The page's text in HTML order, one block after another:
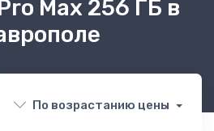
Max 256 ГБ в
По возрастанию цены